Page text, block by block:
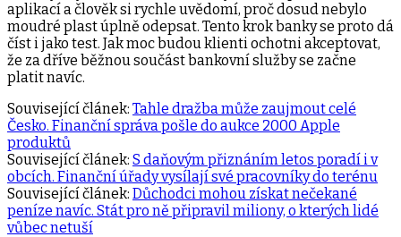
aplikací a člověk si rychle uvědomí, proč dosud nebylo
moudré plast úplně odepsat. Tento krok banky se proto dá
číst i jako test. Jak moc budou klienti ochotni akceptovat,
že za dříve běžnou součást bankovní služby se začne
platit navíc.
Související článek: Tahle dražba může zaujmout celé
Česko. Finanční správa pošle do aukce 2000 Apple
produktů
Související článek: S daňovým přiznáním letos poradí i v
obcích. Finanční úřady vysílají své pracovníky do terénu
Související článek: Důchodci mohou získat nečekané
peníze navíc. Stát pro ně připravil miliony, o kterých lidé
vůbec netuší